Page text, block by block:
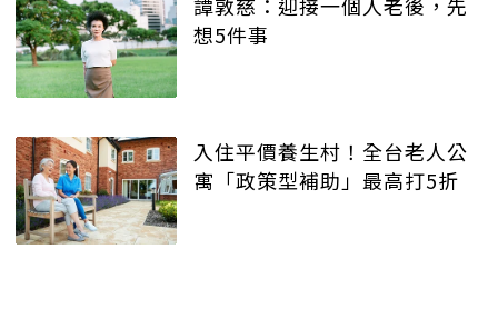
想5件事
入住平價養生村！全台老人公
寓「政策型補助」最高打5折